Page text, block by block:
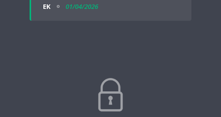
EK 01/04/2026